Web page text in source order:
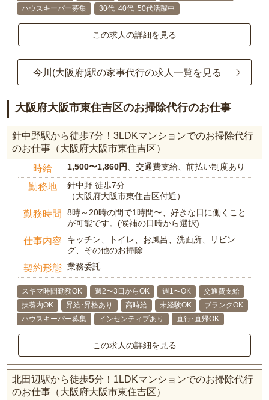
ハウスキーパー募集
30代･40代･50代活躍中
この求人の詳細を見る
今川(大阪府)駅の家事代行の求人一覧を見る
大阪府大阪市東住吉区のお掃除代行のお仕事
針中野駅から徒歩7分！3LDKマンションでのお掃除代行
のお仕事（大阪府大阪市東住吉区）
時給 1,500〜1,860円 、交通費支給、前払い制度あり
勤務地
針中野 徒歩7分
（大阪府大阪市東住吉区付近）
勤務時間
8時～20時の間で1時間〜、好きな日に働くこと
が可能です。(候補の日時から選択)
仕事内容
キッチン、トイレ、お風呂、洗面所、リビン
グ、その他のお掃除
契約形態 業務委託
スキマ時間勤務OK 週2〜3日からOK 週1〜OK
交通費支給
扶養内OK
昇給･昇格あり 高時給 未経験OK
ブランクOK
ハウスキーパー募集
インセンティブあり 直行･直帰OK
この求人の詳細を見る
北田辺駅から徒歩5分！1LDKマンションでのお掃除代行
のお仕事（大阪府大阪市東住吉区）